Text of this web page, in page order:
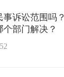
诉讼范围吗？
部门解决？